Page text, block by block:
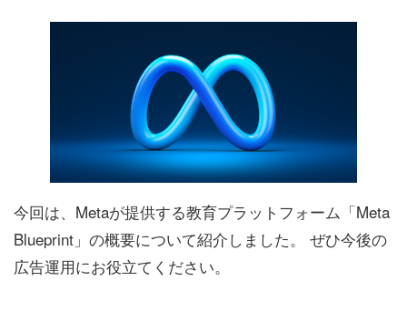
今回は、Metaが提供する教育プラットフォーム「Meta
Blueprint」の概要について紹介しました。 ぜひ今後の
広告運用にお役立てください。